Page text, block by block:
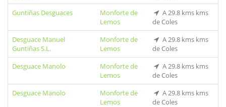
Guntiñas Desguaces
Monforte de
Lemos
A 29.8 kms kms
de Coles
Desguace Manuel
Guntiñas S.L.
Monforte de
Lemos
A 29.8 kms kms
de Coles
Desguace Manolo
Monforte de
Lemos
A 29.8 kms kms
de Coles
Desguace Manolo
Monforte de
Lemos
A 29.8 kms kms
de Coles